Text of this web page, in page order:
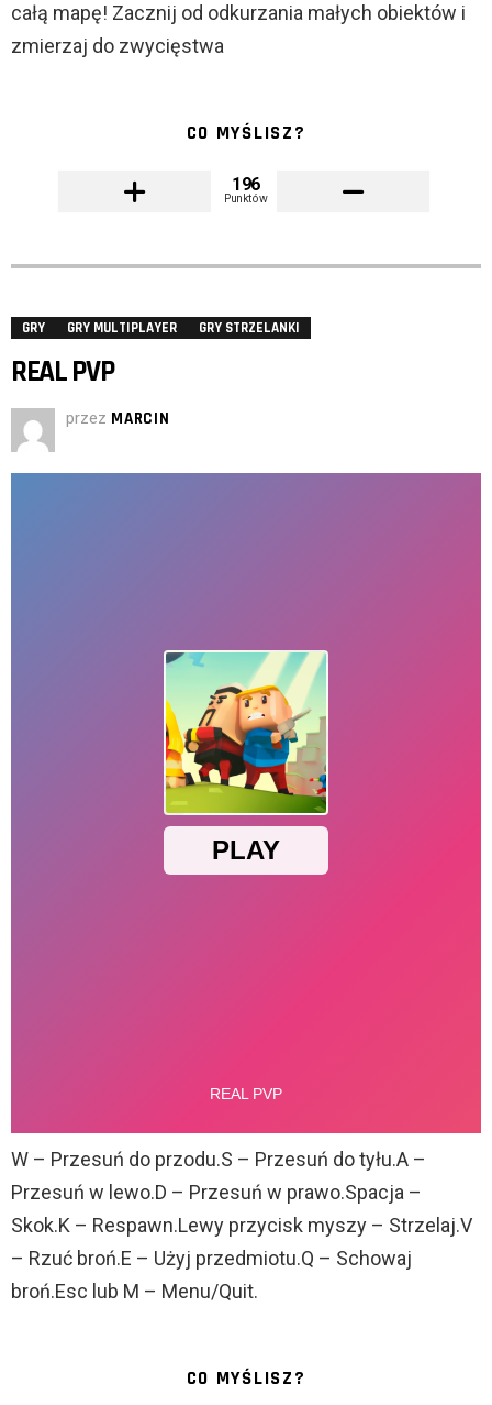
całą mapę! Zacznij od odkurzania małych obiektów i
zmierzaj do zwycięstwa
CO MYŚLISZ?
196
Punktów
GRY GRY MULTIPLAYER GRY STRZELANKI
REAL PVP
przez MARCIN
W – Przesuń do przodu.S – Przesuń do tyłu.A –
Przesuń w lewo.D – Przesuń w prawo.Spacja –
Skok.K – Respawn.Lewy przycisk myszy – Strzelaj.V
– Rzuć broń.E – Użyj przedmiotu.Q – Schowaj
broń.Esc lub M – Menu/Quit.
CO MYŚLISZ?